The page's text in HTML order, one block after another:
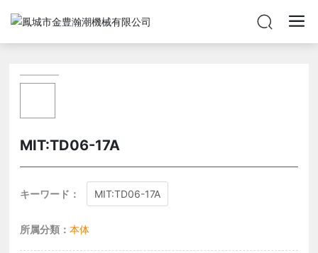
MIT:TD06-17A
キーワード： MIT:TD06-17A
所属分類：本体